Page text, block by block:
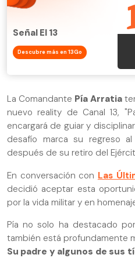
Señal El 13
Descubre más en 13Go
La Comandante Pía Arratia
nuevo reality de Canal 13,
encargará de guiar y
desafío marca su regreso
después de su retiro del
En conversación con Las
decidió aceptar esta
por la vida militar y en
Pía no solo ha destacado
también está profundamente
Su padre y algunos de sus